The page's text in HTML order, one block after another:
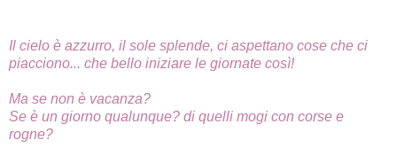
Il cielo è azzurro, il sole splende, ci aspettano cose che ci
piacciono... che bello iniziare le giornate così!
Ma se non è vacanza?
Se è un giorno qualunque? di quelli mogi con corse e
rogne?